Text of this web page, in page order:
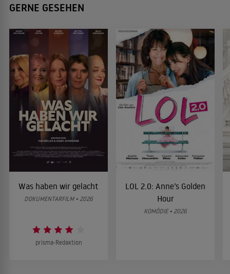
GERNE GESEHEN
Was haben wir gelacht
DOKUMENTARFILM • 2026
prisma-Redaktion
LOL 2.0: Anne’s Golden
Hour
KOMÖDIE • 2026